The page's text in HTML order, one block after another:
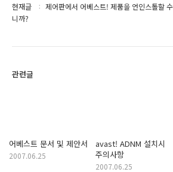
현재글
제어판에서 어베스트! 제품을 언인스톨할
니까?
관련글
어베스트 문서 및 제안서
2007.06.25
avast! ADNM 설치시
주의사항
2007.06.25